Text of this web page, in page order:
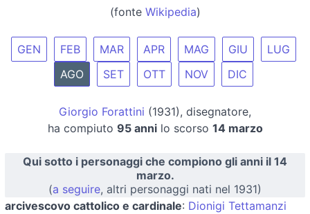
(fonte Wikipedia)
GEN FEB MAR APR MAG GIU
LUG
AGO
SET OTT NOV DIC
Giorgio Forattini (1931), disegnatore,
ha compiuto 95 annilo scorso 14 marzo
Qui sotto i personaggi che compiono gli anni il 14
marzo.
(a seguire, altri personaggi nati nel 1931)
arcivescovo cattolico e cardinale: Dionigi Tettamanzi